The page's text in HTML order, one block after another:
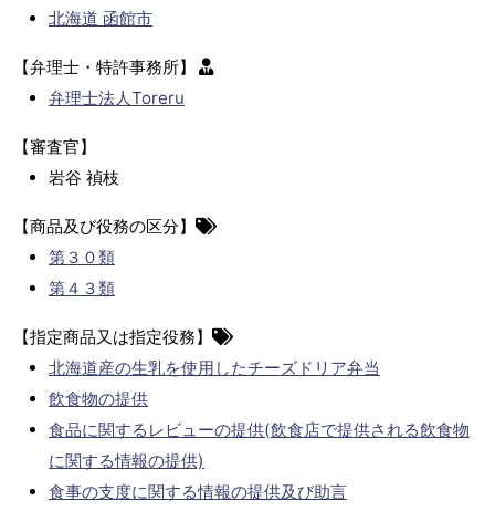
北海道 函館市
【弁理士・特許事務所】
弁理士法人Toreru
【審査官】
岩谷 禎枝
【商品及び役務の区分】
第３０類
第４３類
【指定商品又は指定役務】
北海道産の生乳を使用したチーズドリア弁当
飲食物の提供
食品に関するレビューの提供(飲食店で提供される飲食物
に関する情報の提供)
食事の支度に関する情報の提供及び助言